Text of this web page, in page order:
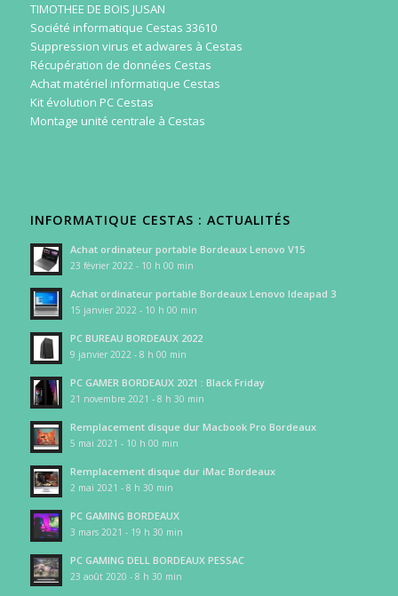
TIMOTHEE DE BOIS JUSAN
Société informatique Cestas 33610
Suppression virus et adwares à Cestas
Récupération de données Cestas
Achat matériel informatique Cestas
Kit évolution PC Cestas
Montage unité centrale à Cestas
INFORMATIQUE CESTAS : ACTUALITÉS
Achat ordinateur portable Bordeaux Lenovo V15
23 février 2022 - 10 h 00 min
Achat ordinateur portable Bordeaux Lenovo Ideapad 3
15 janvier 2022 - 10 h 00 min
PC BUREAU BORDEAUX 2022
9 janvier 2022 - 8 h 00 min
PC GAMER BORDEAUX 2021 : Black Friday
21 novembre 2021 - 8 h 30 min
Remplacement disque dur Macbook Pro Bordeaux
5 mai 2021 - 10 h 00 min
Remplacement disque dur iMac Bordeaux
2 mai 2021 - 8 h 30 min
PC GAMING BORDEAUX
3 mars 2021 - 19 h 30 min
PC GAMING DELL BORDEAUX PESSAC
23 août 2020 - 8 h 30 min